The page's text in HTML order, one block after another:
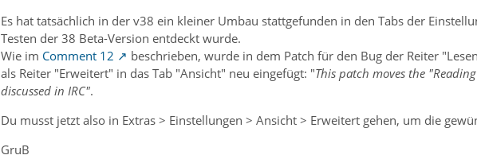
Es hat tatsächlich in der v38 ein kleiner Umbau stattgefunden in den Tabs der
Testen der 38 Beta-Version entdeckt wurde.
Wie im Comment 12
beschrieben, wurde in dem Patch für den Bug der Reiter
als Reiter "Erweitert" in das Tab "Ansicht" neu eingefügt: "This patch moves the
discussed in IRC".
Du musst jetzt also in Extras > Einstellungen > Ansicht > Erweitert gehen, um die
GruB